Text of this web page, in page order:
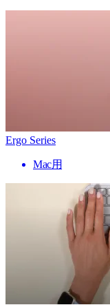
Ergo Series
Mac用